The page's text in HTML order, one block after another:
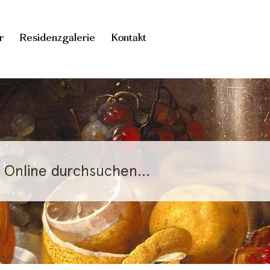
Residenzgalerie Kontakt